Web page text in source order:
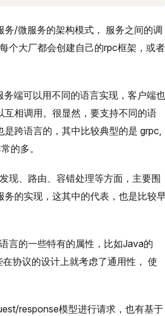
/微服务的架构模式， 服务之间的调
个大厂都会创建自己的rpc框架，或者
端可以用不同的语言实现，客户端也
相调用。很显然，要支持不同的语
跨语言的，其中比较典型的是 grpc,
的多。
现、路由、容错处理等方面，主要围
的实现，这其中的代表，也是比较
言的一些特有的属性，比如Java的
协议的设计上就考虑了通用性， 使
response模型进行请求，也有基于